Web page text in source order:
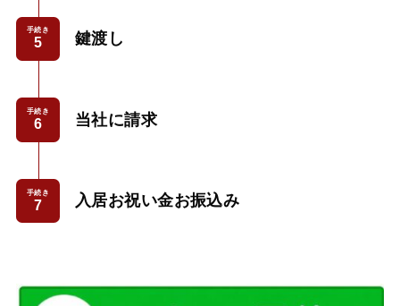
手続き 鍵渡し
手続き 当社に請求
手続き 入居お祝い金お振込み